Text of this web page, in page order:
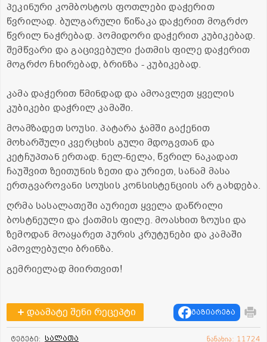
პეკინური კომბოსტოს ფოთლები დაჭერით
წვრილად. ბულგარული წიწაკა დაჭერით მოგრძო
წვრილ ნაჭრებად. პომიდორი დაჭერით კუბიკებად.
შემწვარი და გაცივებული ქათმის ფილე დაჭერით
მოგრძო ჩხირებად, ბრინზა - კუბიკებად.
კამა დაჭერით წმინდად და ამოავლეთ ყველის
კუბიკები დაჭრილ კამაში.
მოამზადეთ სოუსი. პატარა ჯამში გაქენით
მოხარშული კვერცხის გული მდოგვთან და
კეტჩუპთან ერთად. ნელ-ნელა, წვრილ ნაკადათ
ჩაუშვით ზეითუნის ზეთი და ურიეთ, სანამ მასა
ერთგვაროვანი სოუსის კონსისტენციის არ გახდება.
ღრმა სასალათეში აურიეთ ყველა დაწრილი
ბოსტნეული და ქათმის ფილე. მოასხით ზოუსი და
ზემოდან მოაყარეთ პურის კრუტუნები და კამაში
ამოვლებული ბრინზა.
გემრიელად მიირთვით!
დაამატე შენი რეცეპტი გაზიარება
ტეგები: სალათა ნანახია: 11724